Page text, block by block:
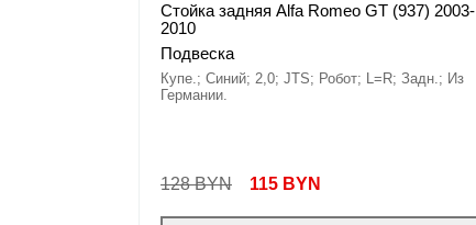
Стойка задняя Alfa Romeo GT (937) 2003-
2010
Подвеска
Купе.; Синий; 2,0; JTS; Робот; L=R; Задн.; Из
Германии.
128 BYN 115 BYN